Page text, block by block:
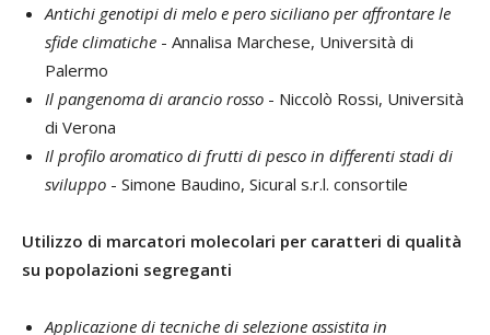
Antichi genotipi di melo e pero siciliano per affrontare le
sfide climatiche - Annalisa Marchese, Università di
Palermo
Il pangenoma di arancio rosso - Niccolò Rossi, Università
di Verona
Il profilo aromatico di frutti di pesco in differenti stadi di
sviluppo - Simone Baudino, Sicural s.r.l. consortile
Utilizzo di marcatori molecolari per caratteri di qualità
su popolazioni segreganti
Applicazione di tecniche di selezione assistita in